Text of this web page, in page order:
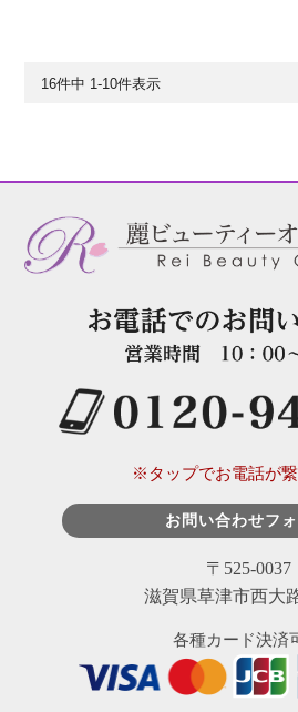
16件中 1-10件表示
※タップでお電話が
お問い合わせフ
〒525-0037
滋賀県草津市西大
各種カード決済